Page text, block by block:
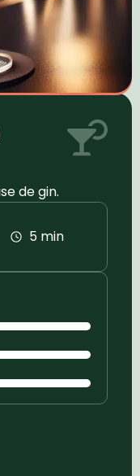
de gin.
5 min